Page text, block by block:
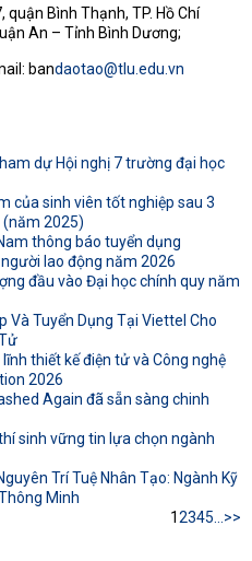
Bình Thạnh, TP. Hồ Chí
An – Tỉnh Bình Dương;
bandaotao@tlu.edu.vn
dự Hội nghị 7 trường đại học
của sinh viên tốt nghiệp sau 3
2025)
thông báo tuyển dụng
lao động năm 2026
đầu vào Đại học chính quy năm
Và Tuyển Dụng Tại Viettel Cho
thiết kế điện tử và Công nghệ
2026
Again đã sẵn sàng chinh
sinh vững tin lựa chọn ngành
Trí Tuệ Nhân Tạo: Ngành Kỹ
Minh
12345...>>